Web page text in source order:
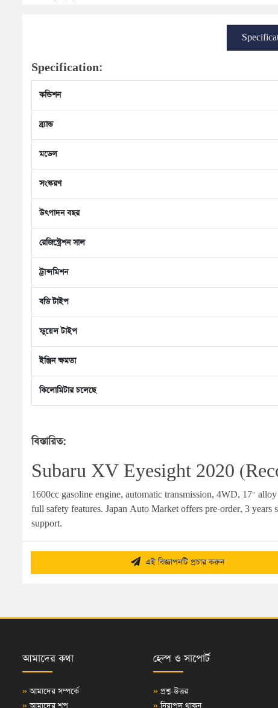
Specification:
কন্ডিশন
ব্র্যান্ড
মডেল
সংস্করণ
উৎপাদন বছর
রেজিস্ট্রেশন সাল
ট্রান্সমিশন
বডি টাইপ
ফুয়েল টাইপ
ইঞ্জিন ক্ষমতা
কিলোমিটার চলেছে
বিস্তারিত:
Subaru XV Eyesight 2020
1600cc gasoline engine, automatic transmission, 4WD, 17"
full safety features. Japan Auto Market offers pre-order, 3
support.
এই বিজ্ঞাপনটি প্রচার করুন
আমাদের কথা
» আমাদের সম্পর্কে
হেল্প ও সাপোর্ট
» প্রশ্ন-উত্তর